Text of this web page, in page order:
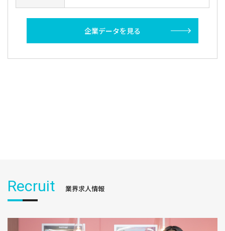
企業データを見る
Recruit 業界求人情報